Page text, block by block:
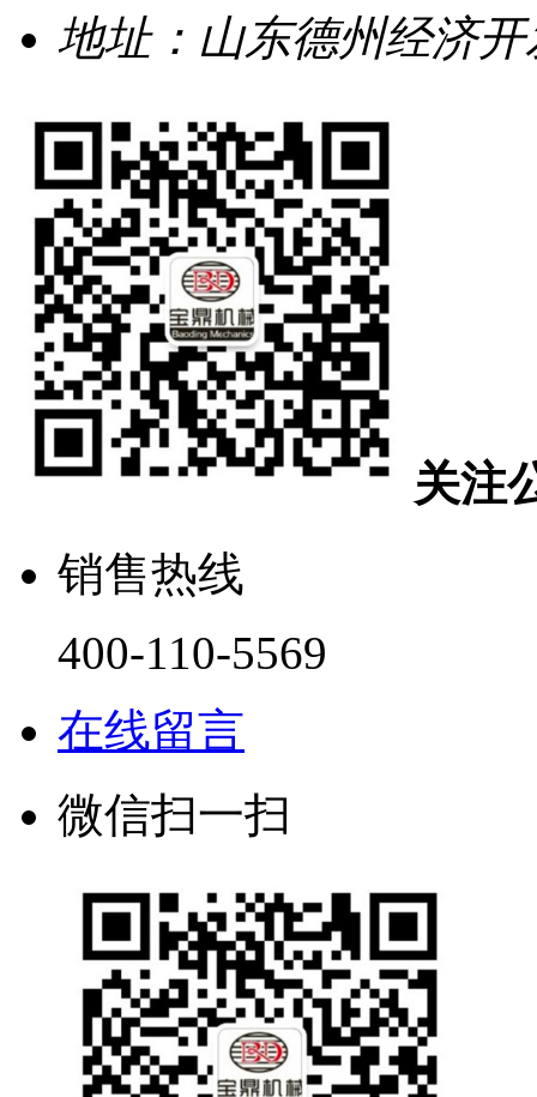
地址：山东德州经济
关注
销售热线
400-110-5569
在线留言
微信扫一扫